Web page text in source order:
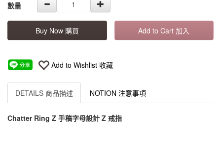
數量
Buy Now 購買 Add to Cart 加入
Add to Wishlist 收藏
DETAILS 商品描述 NOTION 注意事項
Chatter Ring Z 手稿字母設計 Z 戒指